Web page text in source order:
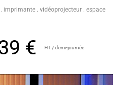
imprimante . vidéoprojecteur . espace
€ HT / demi-journée